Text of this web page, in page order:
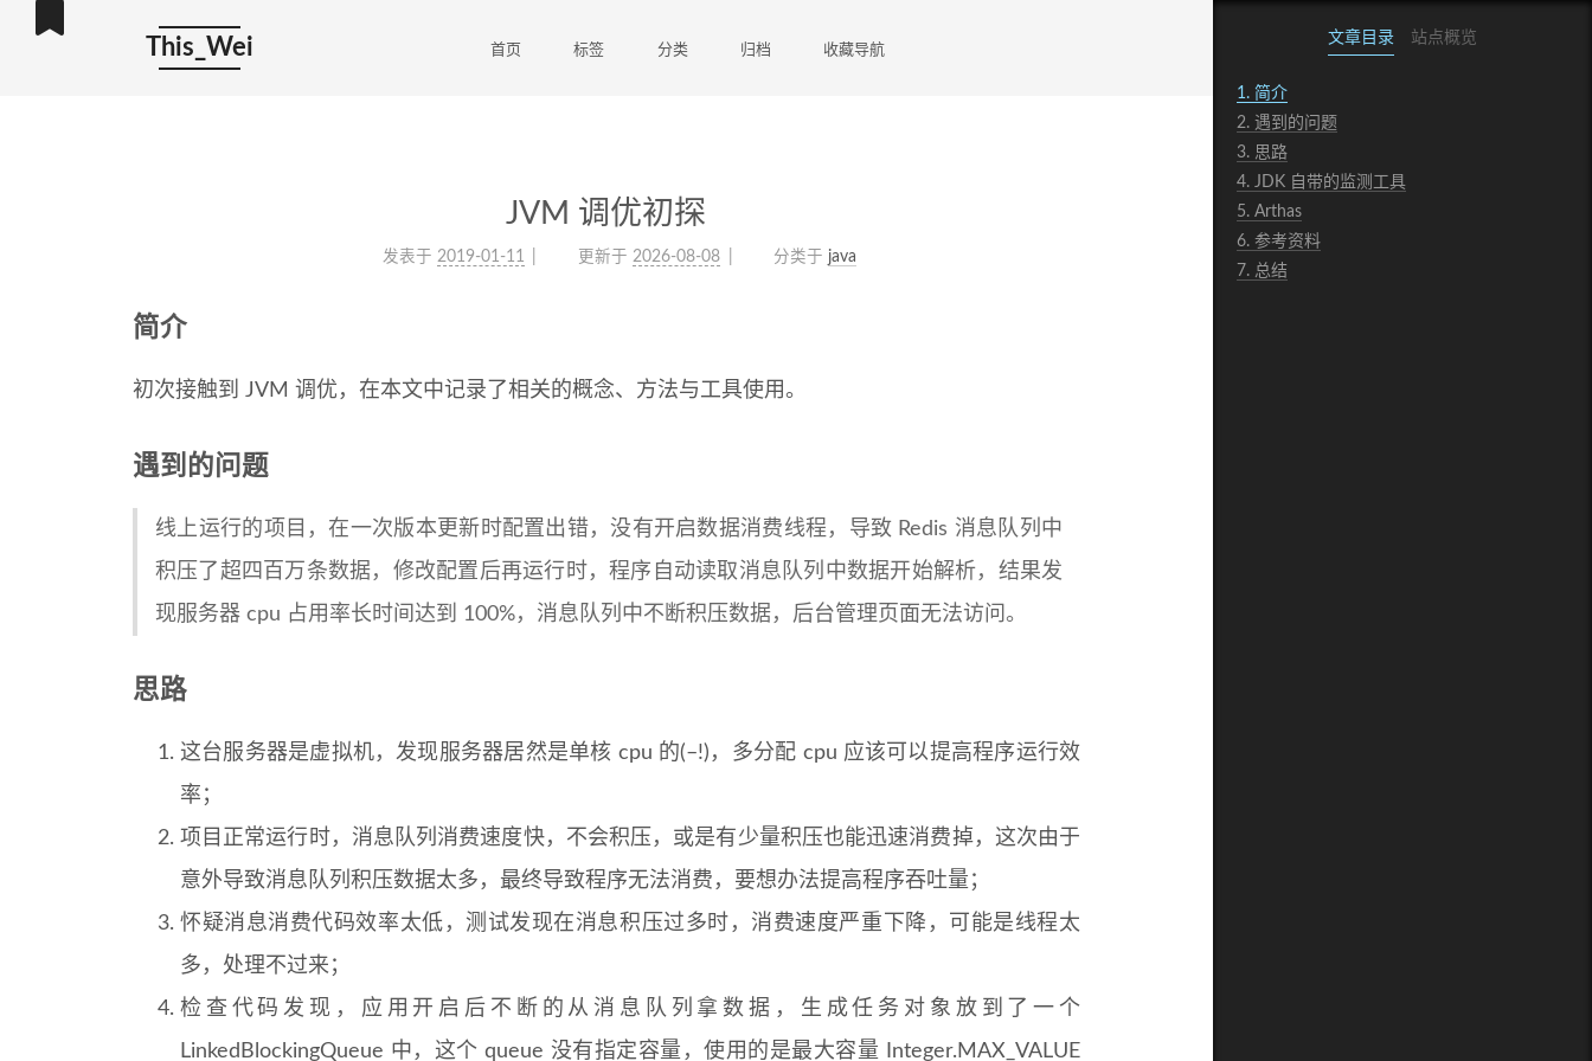
This_Wei 首页 标签 分类 归档 收藏导航
文章目录 站点概览
1. 简介
2. 遇到的问题
3. 思路
4. JDK 自带的监测工具
5. Arthas
6. 参考资料
7. 总结
JVM 调优初探
发表于 2019-01-11 更新于 2026-08-08 分类于 java
简介
初次接触到 JVM 调优，在本文中记录了相关的概念、方法与工具使用。
遇到的问题
线上运行的项目，在一次版本更新时配置出错，没有开启数据消费线程，导致 Redis 消息队列中
积压了超四百万条数据，修改配置后再运行时，程序自动读取消息队列中数据开始解析，结果发
现服务器 cpu 占用率长时间达到 100%，消息队列中不断积压数据，后台管理页面无法访问。
思路
这台服务器是虚拟机，发现服务器居然是单核 cpu 的(–!)，多分配 cpu 应该可以提高程序运行效
率；
项目正常运行时，消息队列消费速度快，不会积压，或是有少量积压也能迅速消费掉，这次由于
意外导致消息队列积压数据太多，最终导致程序无法消费，要想办法提高程序吞吐量；
怀疑消息消费代码效率太低，测试发现在消息积压过多时，消费速度严重下降，可能是线程太
多，处理不过来；
检查代码发现，应用开启后不断的从消息队列拿数据，生成任务对象放到了一个
LinkedBlockingQueue 中，这个 queue 没有指定容量，使用的是最大容量 Integer.MAX_VALUE